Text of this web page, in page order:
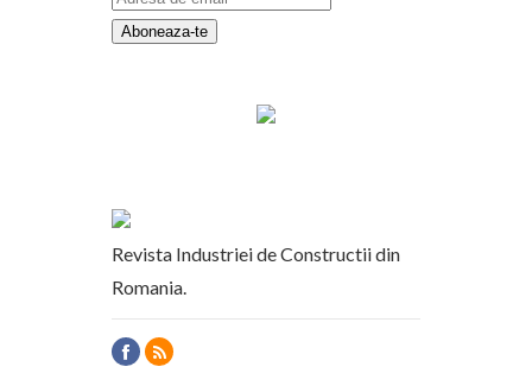
Revista Industriei de Constructii din
Romania.